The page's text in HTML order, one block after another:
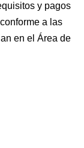
y pagos
a las
en el Área de